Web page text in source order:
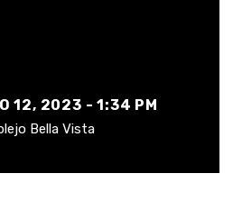
12, 2023 - 1:34 PM
Bella Vista